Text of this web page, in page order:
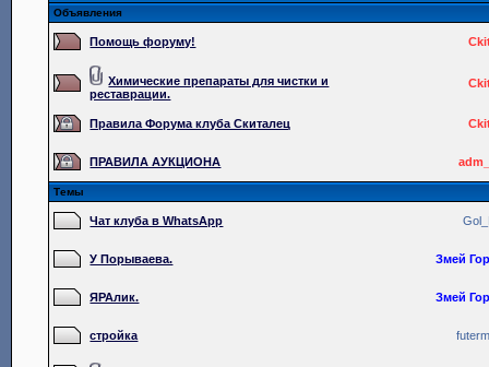
Объявления
Помощь форуму!
Химические препараты для чистки и
реставрации.
Правила Форума клуба Скиталец
ПРАВИЛА АУКЦИОНА
Темы
Чат клуба в WhatsApp
У Порываева. Змей
ЯРАлик. Змей
стройка